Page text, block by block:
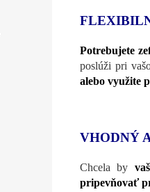
Potrebujete
poslúži pri
alebo využite
VHODNÝ
Chcela by
pripevňovať